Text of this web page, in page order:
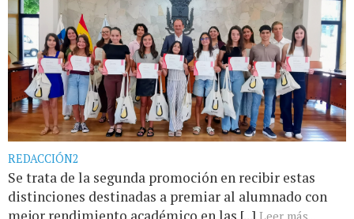
REDACCIÓN2
Se trata de la segunda promoción en recibir estas
distinciones destinadas a premiar al alumnado con